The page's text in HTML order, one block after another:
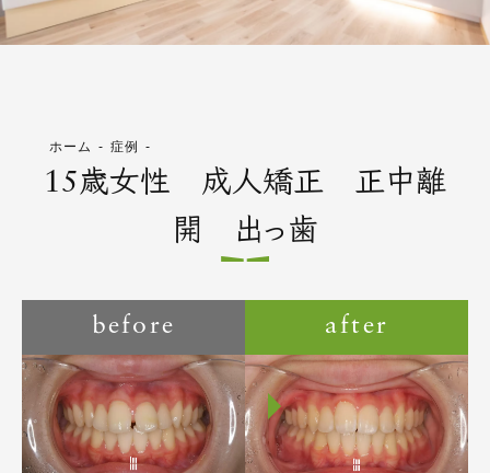
ホーム 症例
15歳女性 成人矯正 正中離
開 出っ歯
before after